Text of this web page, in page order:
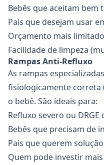
Bebês que aceitam bem
Pais que desejam usar
Orçamento mais
Facilidade de limpeza
Rampas Anti-Refluxo
As rampas
fisiologicamente correta
o bebê. São ideais para:
Refluxo severo ou
Bebês que precisam de
Pais que querem
Quem pode investir